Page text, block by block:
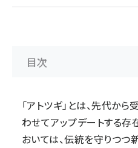
目次
「アトツギ」とは、先代か
わせてアップデートする存
おいては、伝統を守りつ